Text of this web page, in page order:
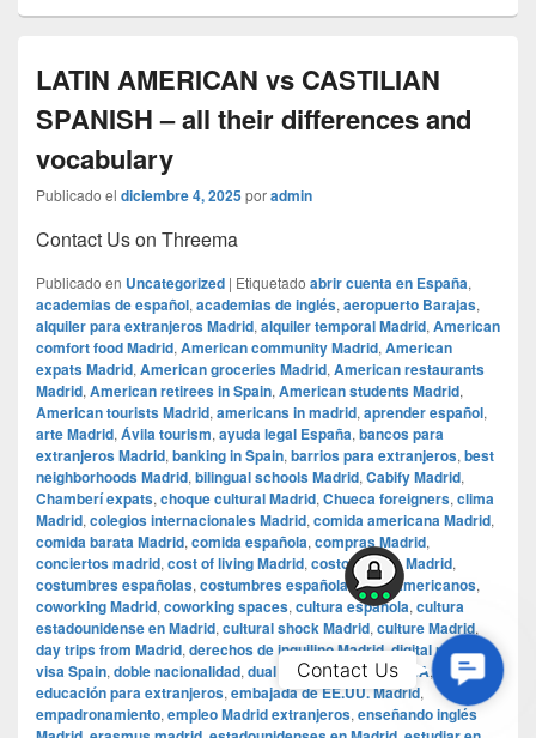
LATIN AMERICAN vs CASTILIAN
SPANISH – all their differences and
vocabulary
Publicado el diciembre 4, 2025poradmin
Contact Us on Threema
Publicado en Uncategorized | Etiquetado abrir cuenta en España,
academias de español, academias de inglés, aeropuerto Barajas,
alquiler para extranjeros Madrid, alquiler temporal Madrid, American
comfort food Madrid, American community Madrid, American
expats Madrid, American groceries Madrid, American restaurants
Madrid, American retirees in Spain, American students Madrid,
American tourists Madrid, americans in madrid, aprender español,
arte Madrid, Ávila tourism, ayuda legal España, bancos para
extranjeros Madrid, banking in Spain, barrios para extranjeros, best
neighborhoods Madrid, bilingual schools Madrid, Cabify Madrid,
Chamberí expats, choque cultural Madrid, Chueca foreigners, clima
Madrid, colegios internacionales Madrid, comida americana Madrid,
comida barata Madrid, comida española, compras Madrid,
conciertos madrid, cost of living Madrid, costo de vida Madrid,
costumbres españolas, costumbres españolas para americanos,
coworking Madrid, coworking spaces, cultura española, cultura
estadounidense en Madrid, cultural shock Madrid, culture Madrid,
day trips from Madrid, derechos de inquilino Madrid,digital nomad
visa Spain, doble nacionalidad, dual citizenship Spain USA,
educación para extranjeros, embajada de EE.UU. Madrid,
empadronamiento, empleo Madrid extranjeros, enseñando inglés
Us
Contact Us